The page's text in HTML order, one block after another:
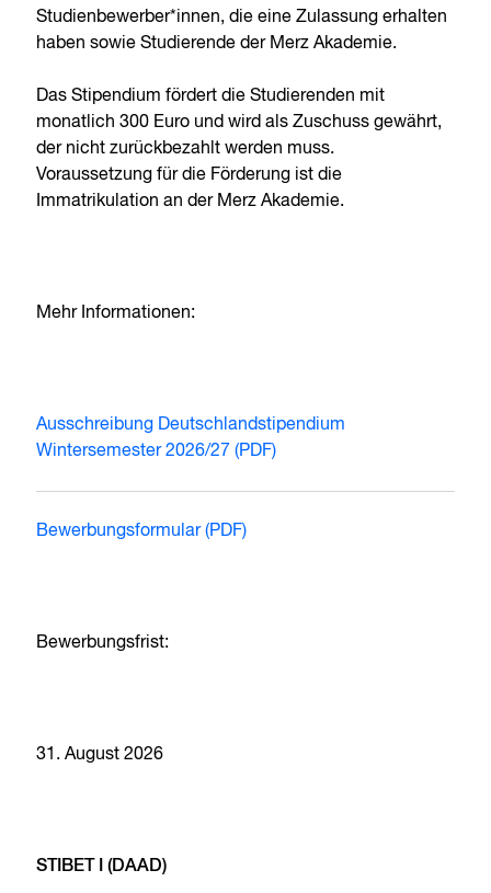
Studienbewerber*innen, die eine Zulassung erhalten
haben sowie Studierende der Merz Akademie.
Das Stipendium fördert die Studierenden mit
monatlich 300 Euro und wird als Zuschuss gewährt,
der nicht zurückbezahlt werden muss.
Voraussetzung für die Förderung ist die
Immatrikulation an der Merz Akademie.
Mehr Informationen:
Ausschreibung Deutschlandstipendium
Wintersemester 2026/27 (PDF)
Bewerbungsformular (PDF)
Bewerbungsfrist:
31. August 2026
STIBET I (DAAD)